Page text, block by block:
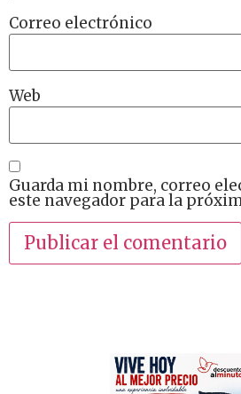
Correo electrónico
Web
Guarda mi nombre, correo
este navegador para la